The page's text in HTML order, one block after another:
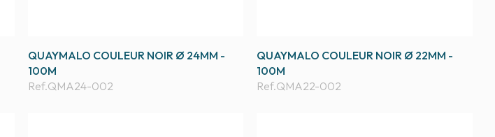
QUAYMALO COULEUR NOIR Ø 24MM -
100M
Ref.QMA24-002
QUAYMALO COULEUR NOIR Ø 22MM -
100M
Ref.QMA22-002